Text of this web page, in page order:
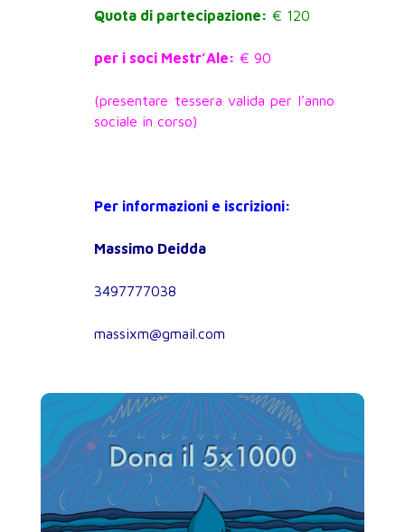
Quota di partecipazione: € 120
per i soci Mestr’Ale: € 90
(presentare tessera valida per l’anno
sociale in corso)
Per informazioni e iscrizioni:
Massimo Deidda
3497777038
massixm@gmail.com